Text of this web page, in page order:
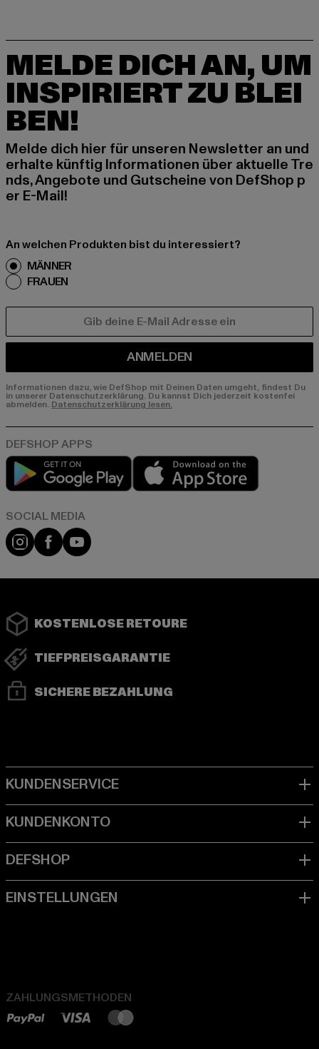
MELDE DICH AN, UM
INSPIRIERT ZU BLEI
BEN!
Melde dich hier für unseren Newsletter an und
erhalte künftig Informationen über aktuelle Tre
nds, Angebote und Gutscheine von DefShop p
er E-Mail!
An welchen Produkten bist du interessiert?
MÄNNER
FRAUEN
ANMELDEN
Informationen dazu, wie DefShop mit Deinen Daten umgeht, findest Du
in unserer Datenschutzerklärung. Du kannst Dich jederzeit kostenfei
abmelden. Datenschutzerklärung lesen.
Play market
Instagram
FacebookYouTube
KOSTENLOSE RETOURE
TIEFPREISGARANTIE
SICHERE BEZAHLUNG
ZAHLUNGSMETHODEN